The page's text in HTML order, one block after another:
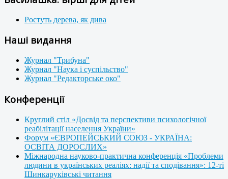
Ростуть дерева, як дива
Наші видання
Журнал "Трибуна"
Журнал "Наука і суспільство"
Журнал "Редакторське око"
Конференції
Круглий стіл «Досвід та перспективи психологічної
реабілітації населення України»
Форум «ЄВРОПЕЙСЬКИЙ СОЮЗ - УКРАЇНА:
ОСВІТА ДОРОСЛИХ»
Міжнародна науково-практична конференція «Проблеми
людини в українських реаліях: надії та сподівання»: 12-ті
Шинкаруківські читання